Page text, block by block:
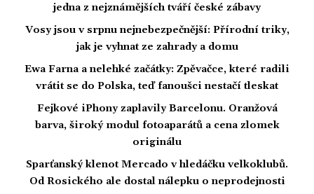
jedna z nejznámějších tváří české zábavy
Vosy jsou v srpnu nejnebezpečnější: Přírodní triky,
jak je vyhnat ze zahrady a domu
Ewa Farna a nelehké začátky: Zpěvačce, které radili
vrátit se do Polska, teď fanoušci nestačí tleskat
Fejkové iPhony zaplavily Barcelonu. Oranžová
barva, široký modul fotoaparátů a cena zlomek
originálu
Sparťanský klenot Mercado v hledáčku velkoklubů.
Od Rosického ale dostal nálepku o neprodejnosti